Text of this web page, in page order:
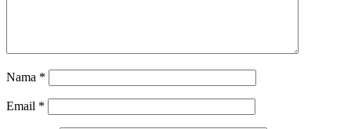
Nama *
Email *